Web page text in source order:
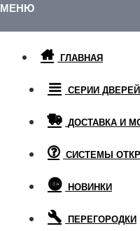
МЕНЮ
ГЛАВНАЯ
СЕРИИ ДВЕРЕЙ
ДОСТАВКА И
СИСТЕМЫ
НОВИНКИ
ПЕРЕГОРОДКИ